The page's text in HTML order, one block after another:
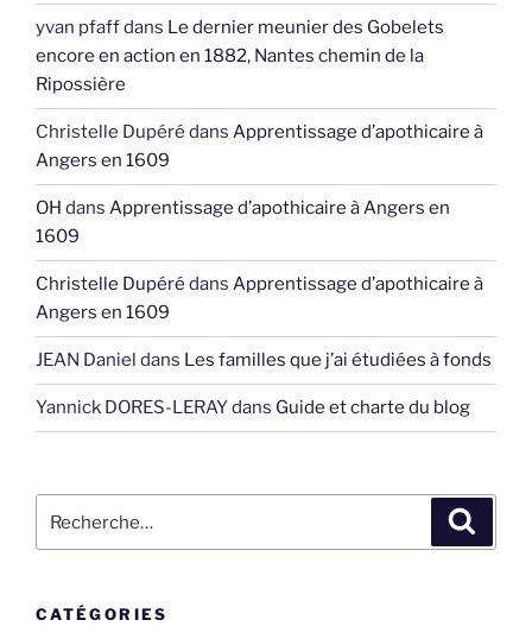
yvan pfaffdans Le dernier meunier des Gobelets
encore en action en 1882, Nantes chemin de la
Ripossière
Christelle Dupéré dans Apprentissage d’apothicaire à
Angers en 1609
OH dans Apprentissage d’apothicaire à Angers en
1609
Christelle Dupéré dans Apprentissage d’apothicaire à
Angers en 1609
JEAN Daniel dans Les familles que j’ai étudiées à fonds
Yannick DORES-LERAYdans Guide et charte du blog
pour
CATÉGORIES